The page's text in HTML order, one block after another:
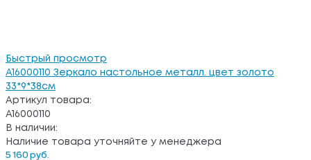
Быстрый просмотр
A16000110 Зеркало настольное металл. цвет золото
33*9*38см
Артикул товара:
A16000110
В наличии:
Наличие товара уточняйте у менеджера
5 160 руб.